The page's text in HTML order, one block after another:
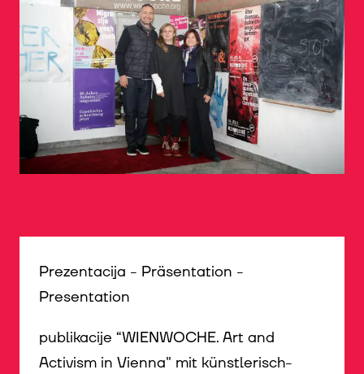
Prezentacija - Präsentation -
Presentation
publikacije “WIENWOCHE. Art and
Activism in Vienna" mit künstlerisch-